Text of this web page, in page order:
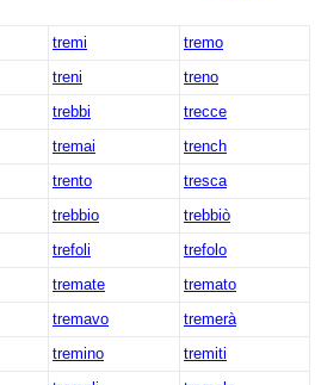
tremi
tremo
treni
treno
trebbi
trecce
tremai
trench
trento
tresca
trebbio
trebbiò
trefoli
trefolo
tremate
tremato
tremavo
tremerà
tremino
tremiti